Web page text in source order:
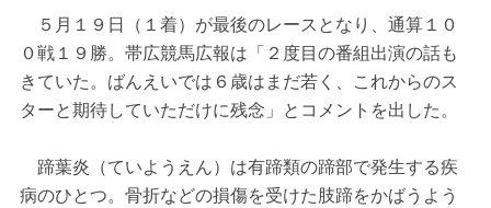
５月１９日（１着）が最後のレースとなり、通算１０
０戦１９勝。帯広競馬広報は「２度目の番組出演の話も
きていた。ばんえいでは６歳はまだ若く、これからのス
ターと期待していただけに残念」とコメントを出した。
蹄葉炎（ていようえん）は有蹄類の蹄部で発生する疾
病のひとつ。骨折などの損傷を受けた肢蹄をかばうよう